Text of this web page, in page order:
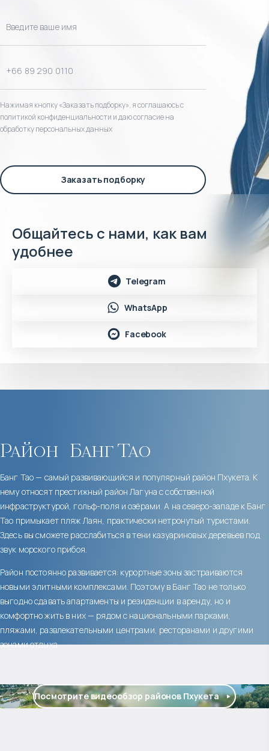
Нажимая кнопку «Заказать подборку», я соглашаюсь с
политикой конфиденциальности и даю согласие на
обработку персональных данных
Заказать подборку
Общайтесь с нами, как вам
удобнее
Telegram
WhatsApp
Facebook
Район Банг Тао
Банг Тао — самый развивающийся и популярный район Пхукета. К
нему относят престижный район Лагуна с собственной
инфраструктурой, гольф-поля и озёрами. А на северо-западе к Банг
Тао примыкает пляж Лаян, практически нетронутый туристами.
Здесь вы сможете расслабиться в тени казуариновых деревьев под
звук морского прибоя.
Район постоянно развивается: курортные зоны застраиваются
новыми элитными комплексами. Поэтому в Банг Тао не только
выгодно сдавать апартаменты и резиденции в аренду, но и
комфортно жить в них — рядом с национальными парками,
пляжами, развлекательными центрами, ресторанами и другими
зонами отдыха.
Посмотрите видеообзор районов Пхукета